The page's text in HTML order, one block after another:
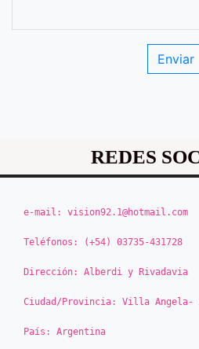
REDES
e-mail: vision92.1@hotmail.com
Teléfonos: (+54) 03735-431728
Dirección: Alberdi y Rivadavia
Ciudad/Provincia: Villa Angela-
País: Argentina